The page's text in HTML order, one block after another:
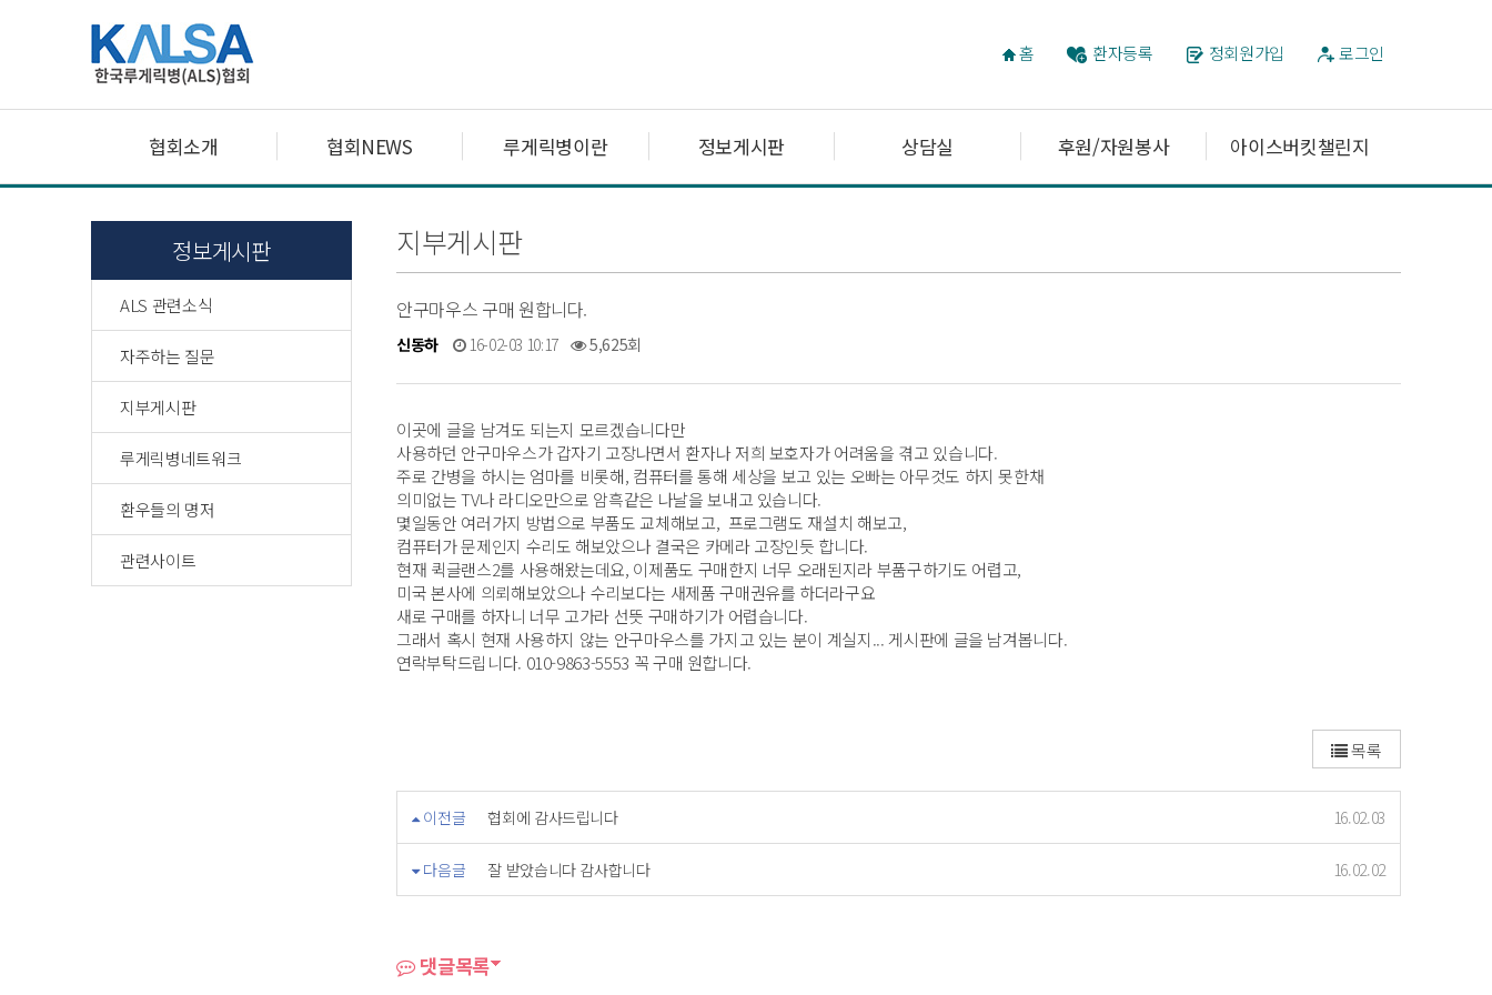
홈 환자등록 정회원가입 로그인
협회소개 협회NEWS 루게릭병이란 정보게시판 상담실 후원/자원봉사 아이스버킷챌린지
정보게시판
ALS 관련소식
자주하는 질문
지부게시판
루게릭병네트워크
환우들의 명저
관련사이트
지부게시판
안구마우스 구매 원합니다.
신동하 16-02-03 10:17 5,625회
이곳에 글을 남겨도 되는지 모르겠습니다만
사용하던 안구마우스가 갑자기 고장나면서 환자나 저희 보호자가 어려움을 겪고 있습니다.
주로 간병을 하시는 엄마를 비롯해, 컴퓨터를 통해 세상을 보고 있는 오빠는 아무것도 하지 못한채
의미없는 TV나 라디오만으로 암흑같은 나날을 보내고 있습니다.
몇일동안 여러가지 방법으로 부품도 교체해보고, 프로그램도 재설치 해보고,
컴퓨터가 문제인지 수리도 해보았으나 결국은 카메라 고장인듯 합니다.
현재 퀵글랜스2를 사용해왔는데요, 이제품도 구매한지 너무 오래된지라 부품구하기도 어렵고,
미국 본사에 의뢰해보았으나 수리보다는 새제품 구매권유를 하더라구요
새로 구매를 하자니 너무 고가라 선뜻 구매하기가 어렵습니다.
그래서 혹시 현재 사용하지 않는 안구마우스를 가지고 있는 분이 계실지... 게시판에 글을 남겨봅니다.
연락부탁드립니다. 010-9863-5553 꼭 구매 원합니다.
목록
이전글 협회에 감사드립니다 16.02.03
다음글 잘 받았습니다 감사합니다 16.02.02
댓글목록